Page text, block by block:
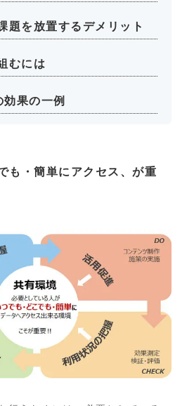
題を放置するデメリット
むには
果の一例
も・簡単にアクセス、が重